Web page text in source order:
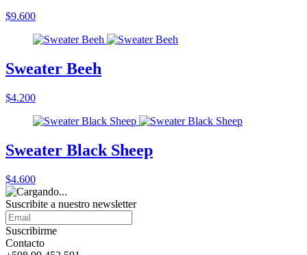
$9.600
Sweater Beeh
$4.200
Sweater Black Sheep
$4.600
Suscribite a nuestro newsletter
Suscribirme
Contacto